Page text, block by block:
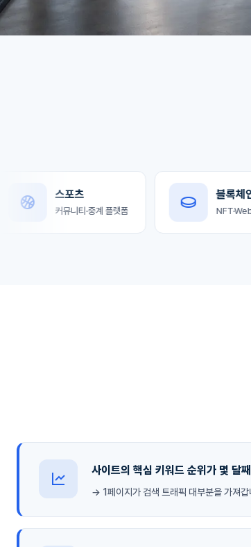
스포츠
커뮤니티·중계 플랫폼
블록체인
NFT·Web3 플랫폼
사이트의 핵심 키워드 순위가 몇 달
→ 1페이지가 검색 트래픽 대부분을 가져갑